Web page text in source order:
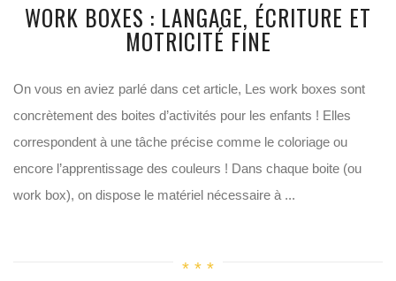
WORK BOXES : LANGAGE, ÉCRITURE ET
MOTRICITÉ FINE
On vous en aviez parlé dans cet article, Les work boxes sont
concrètement des boites d’activités pour les enfants ! Elles
correspondent à une tâche précise comme le coloriage ou
encore l’apprentissage des couleurs ! Dans chaque boite (ou
work box), on dispose le matériel nécessaire à ...